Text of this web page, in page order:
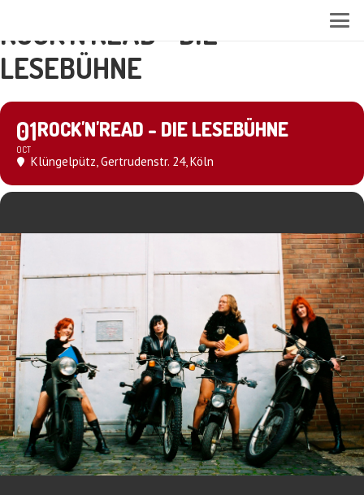
ROCK'N'READ - DIE
LESEBÜHNE
01
OCT
ROCK'N'READ - DIE LESEBÜHNE
Klüngelpütz, Gertrudenstr. 24, Köln